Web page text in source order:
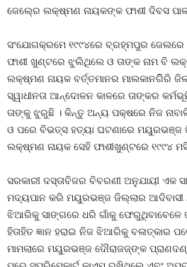
ଜେଲ୍‍ରେ ଲକ୍ଷ୍ମଣ ନାୟକଙ୍କ ଫାଶୀ ଦିବସ
ସଂଯୋଗକ୍ରମେ ୧୯୯୪ରେ ବ୍ରହ୍ମପୁର
ଫାଶୀ ଖୁଣ୍ଟରେ ଝୁଲିଥିଲେ ଓ ତାଙ୍କ ନାମ ବି
ଲକ୍ଷ୍ମଣ ନାୟକ ବର୍ତ୍ତମାନର ମାଲକାନଗିିରି
ସ୍ୱାଧୀନତା ଆନ୍ଦୋଳନ କାଳରେ ତାଙ୍କର
ତାଙ୍କୁ ଝୁରୁଛି । କିନ୍ତୁ ଅନ୍ୟ ପକ୍ଷରେ ନିଜ
ଓ ପରେ ବିଭତ୍ସ ହତ୍ୟା ଘଟଣାରେ ମୟୁରଭଞ୍ଜ
ଲକ୍ଷ୍ମଣ ନାୟକ ସେହି ଫାଶୀଖୁଣ୍ଟରେ ୧୯୯୪
ସରକାରୀ ଦସ୍ତାବିଜର ବିବରଣୀ ଅନୁଯାୟୀ ଏକ
ମଦ୍ୟପାନ କରି ମୟୁରଭଞ୍ଜ ଜିଲ୍ଲାର ଆଦିବାସୀ
ଝିଆରିକୁ ସାଙ୍ଗରେ ଧରି ଗାଁକୁ
ହିତାହିତ ଜ୍ଞାନ ହରାଇ ନିଜ ଝିଆରିକୁ ବଳାତ୍କାର
ମାମଲାରେ ମୟୁରଭଞ୍ଜ ଦୌରାଜଜ୍‍ଙ୍କ